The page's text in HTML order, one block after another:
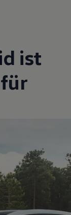
ist